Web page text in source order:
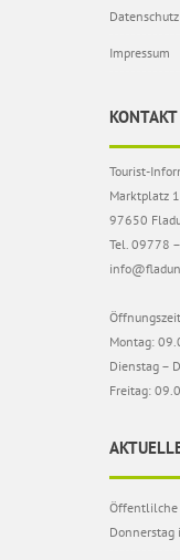
Datenschutz
Impressum
KONTAKT
Tourist-
Marktplatz 1
97650
Tel. 09778
Montag:
Dienstag –
Freitag:
Öffentlilche
Donnerstag